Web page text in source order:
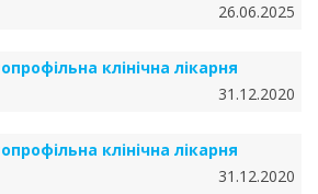
26.06.2025
клінічна лікарня
31.12.2020
клінічна лікарня
31.12.2020